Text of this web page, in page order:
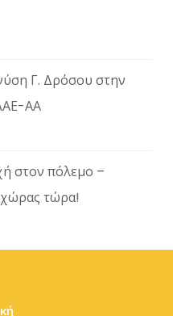
Γ. Δρόσου στην
ΑΑ
στον πόλεμο –
τώρα!